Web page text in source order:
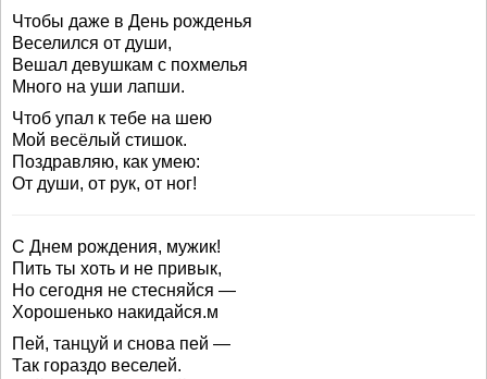
Чтобы даже в День рожденья
Веселился от души,
Вешал девушкам с похмелья
Много на уши лапши.
Чтоб упал к тебе на шею
Мой весёлый стишок.
Поздравляю, как умею:
От души, от рук, от ног!
С Днем рождения, мужик!
Пить ты хоть и не привык,
Но сегодня не стесняйся —
Хорошенько накидайся.м
Пей, танцуй и снова пей —
Так гораздо веселей.